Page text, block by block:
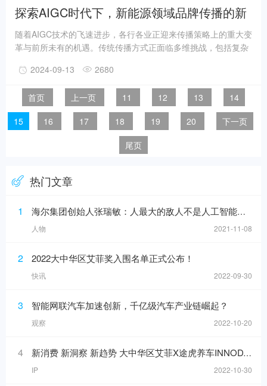
探索AIGC时代下，新能源领域品牌传播的新
思路
随着AIGC技术的飞速进步，各行各业正迎来传播策略上的重大变
革与前所未有的机遇。传统传播方式正面临多维挑战，包括复杂
于多个平台等等一系列问题。尽管基于算法的推荐系统能够实现
个性化内容推送，但同时也存在优质内容难以最大化触达目标用
户的不足。此外，鉴于互联网用户规模的庞大，依赖人工编辑的
传统内容生产模式已难以满足品牌传播的高效需求。在此背景
下，朗知传媒为合作伙伴带来了一套全新的多维度、多波次、深
层次、全时段的立体化传播体系。
2024-09-13 2680
首页 上一页 11 12 13
14
15
16 17 18 19 20
下一页
尾页
热门文章
1 海尔集团创始人张瑞敏：人最大的敌人不是人工智能，而是科层制
人物 2021-11-08
2 2022大中华区艾菲奖入围名单正式公布！
快讯 2022-09-30
3 智能网联汽车加速创新，千亿级汽车产业链崛起？
观察 2022-10-20
4 新消费 新洞察 新趋势 大中华区艾菲X途虎养车INNODAY圆满举办！
IP 2022-10-30